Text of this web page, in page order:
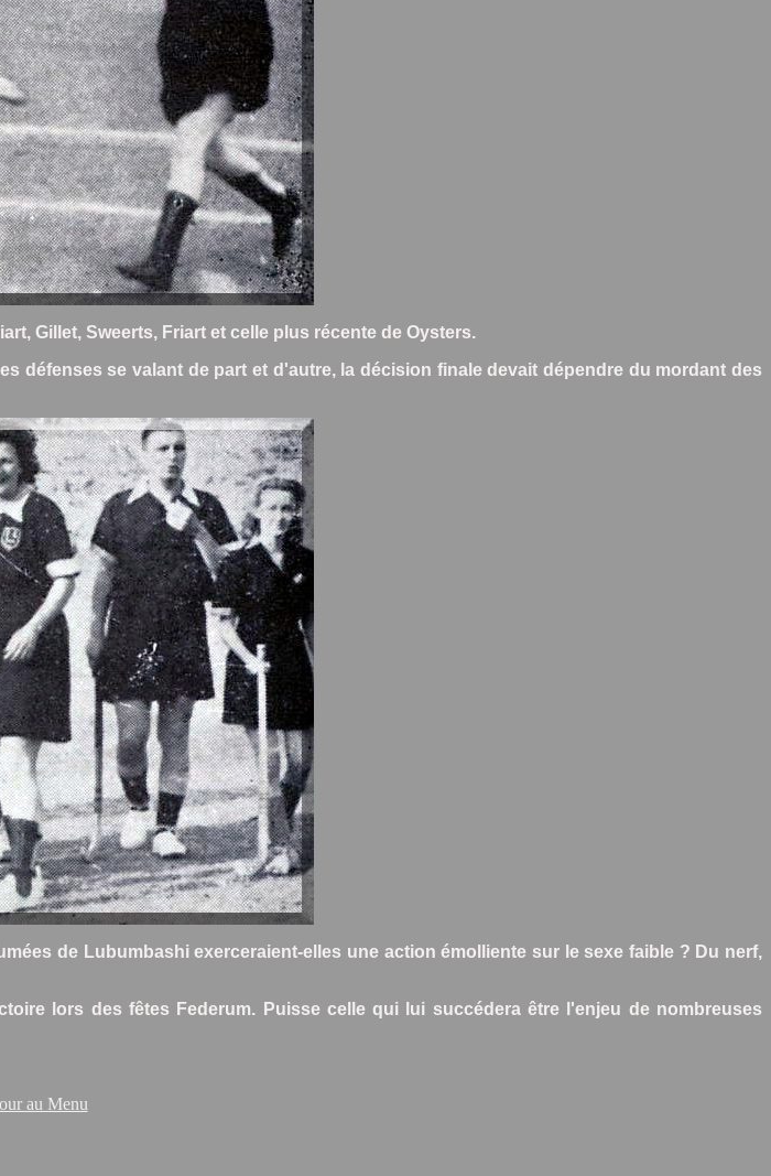
Gillet, Sweerts, Friart et celle plus récente de Oysters.
défenses se valant de part et d'autre, la décision finale devait dépendre du mordant des
de Lubumbashi exerceraient-elles une action émolliente sur le sexe faible ? Du nerf,
lors des fêtes Federum. Puisse celle qui lui succédera être l'enjeu de nombreuses
au Menu